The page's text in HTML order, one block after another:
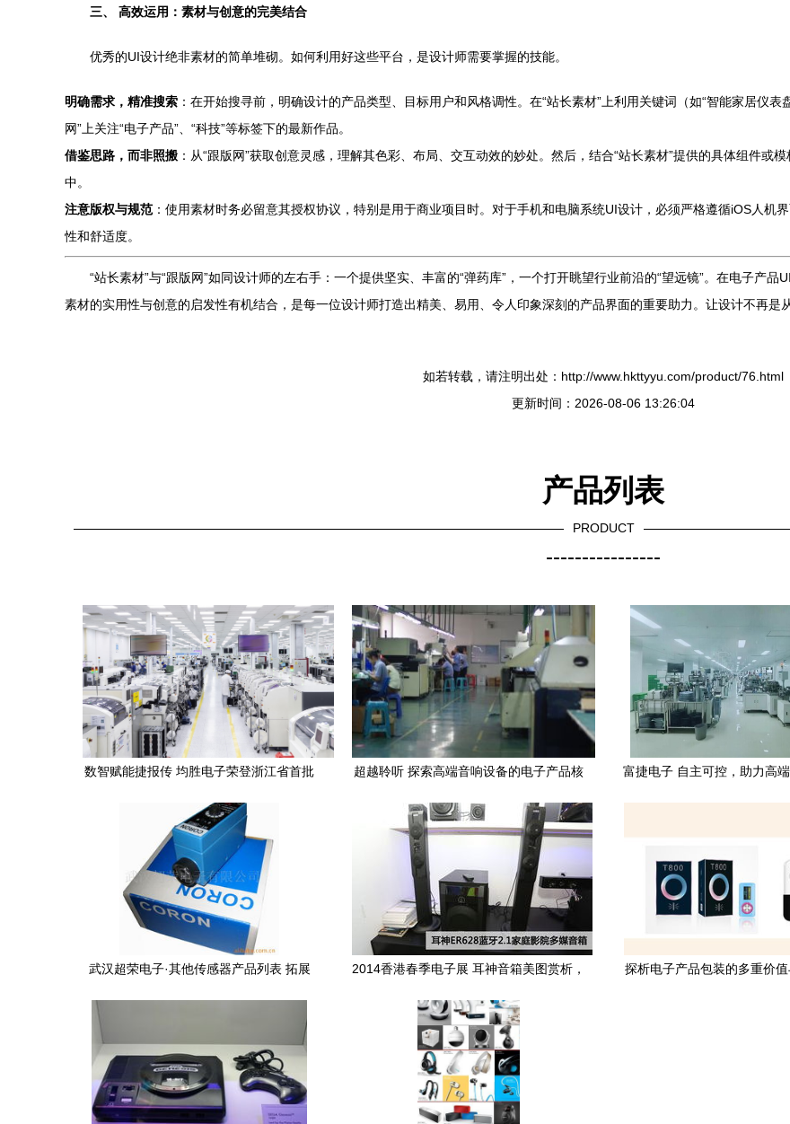
三、 高效运用：素材与创意的完美结合
优秀的UI设计绝非素材的简单堆砌。如何利用好这些平台，是设计师需要掌握的技能。
明确需求，精准搜索 ：在开始搜寻前，明确设计的产品类型、目标用户和风格调性。在“站长素材”上利用关键词（如“智能家居仪表
网”上关注“电子产品”、“科技”等标签下的最新作品。
借鉴思路，而非照搬 ：从“跟版网”获取创意灵感，理解其色彩、布局、交互动效的妙处。然后，结合“站长素材”提供的具体组件或
中。
注意版权与规范 ：使用素材时务必留意其授权协议，特别是用于商业项目时。对于手机和电脑系统UI设计，必须严格遵循iOS人
性和舒适度。
“站长素材”与“跟版网”如同设计师的左右手：一个提供坚实、丰富的“弹药库”，一个打开眺望行业前沿的“望远镜”。在电子产
素材的实用性与创意的启发性有机结合，是每一位设计师打造出精美、易用、令人印象深刻的产品界面的重要助力。让设计不再是
如若转载，请注明出处：http://www.hkttyyu.com/product/76.html
更新时间：2026-08-06 13:26:04
产品列表
PRODUCT
----------------
数智赋能捷报传 均胜电子荣登浙江省首批
超越聆听 探索高端音响设备的电子产品核
富捷电子 自主可控，助力高
武汉超荣电子·其他传感器产品列表 拓展
2014香港春季电子展 耳神音箱美图赏析，
探析电子产品包装的多重价